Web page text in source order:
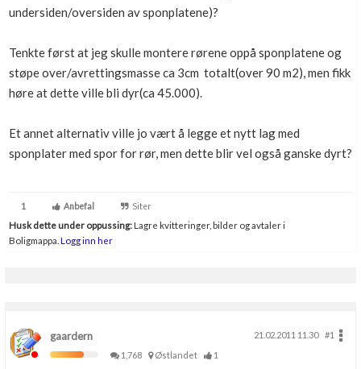
undersiden/oversiden av sponplatene)?
Tenkte først at jeg skulle montere rørene oppå sponplatene og
støpe over/avrettingsmasse ca 3cm totalt(over 90 m2), men fikk
høre at dette ville bli dyr(ca 45.000).
Et annet alternativ ville jo vært å legge et nytt lag med
sponplater med spor for rør, men dette blir vel også ganske dyrt?
1 Anbefal Siter
Husk dette under oppussing:Lagre kvitteringer, bilder og avtaler i
Boligmappa. Logg inn her
gaardern 21.02.2011 11.30
#1
1,768
Østlandet 1